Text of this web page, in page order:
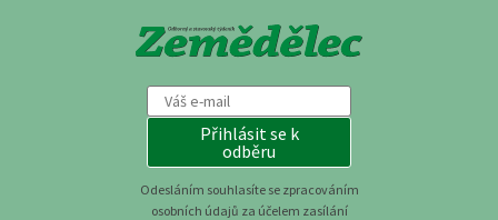
Přihlásit se k
odběru
Odesláním souhlasíte se zpracováním
osobních údajů za účelem zasílání